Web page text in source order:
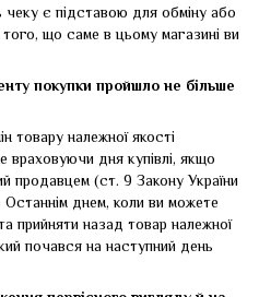
є підставою для обміну або
що саме в цьому магазині ви
покупки пройшло не більше
належної якості
враховуючи дня купівлі, якщо
продавцем (ст. 9 Закону України
Останнім днем, коли ви можете
прийняти назад товар належної
почався на наступний день